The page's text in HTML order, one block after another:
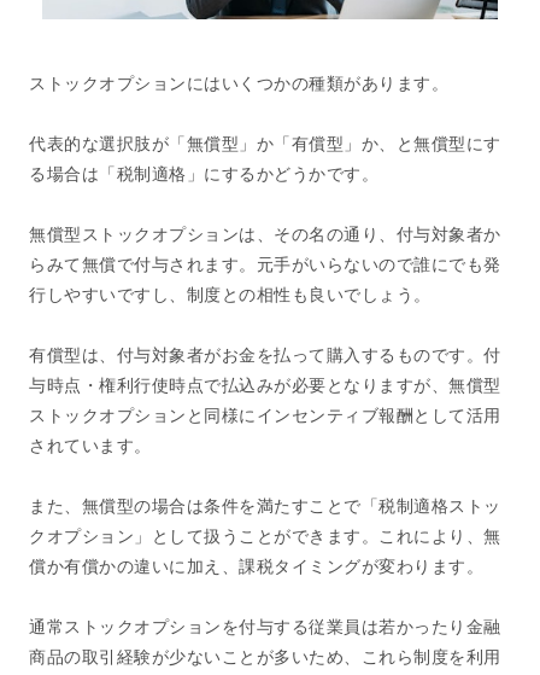
ストックオプションにはいくつかの種類があります。
代表的な選択肢が「無償型」か「有償型」か、と無償型にす
る場合は「税制適格」にするかどうかです。
無償型ストックオプションは、その名の通り、付与対象者か
らみて無償で付与されます。元手がいらないので誰にでも発
行しやすいですし、制度との相性も良いでしょう。
有償型は、付与対象者がお金を払って購入するものです。付
与時点・権利行使時点で払込みが必要となりますが、無償型
ストックオプションと同様にインセンティブ報酬として活用
されています。
また、無償型の場合は条件を満たすことで「税制適格ストッ
クオプション」として扱うことができます。これにより、無
償か有償かの違いに加え、課税タイミングが変わります。
通常ストックオプションを付与する従業員は若かったり金融
商品の取引経験が少ないことが多いため、これら制度を利用